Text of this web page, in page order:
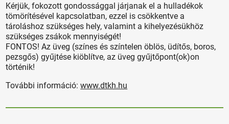
Kérjük, fokozott gondossággal járjanak el a hulladékok
tömörítésével kapcsolatban, ezzel is csökkentve a
tároláshoz szükséges hely, valamint a kihelyezésükhöz
szükséges zsákok mennyiségét!
FONTOS! Az üveg (színes és színtelen öblös, üdítős, boros,
pezsgős) gyűjtése kiöblítve, az üveg gyűjtőpont(ok)on
történik!
További információ:www.dtkh.hu